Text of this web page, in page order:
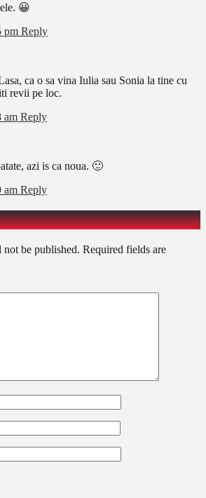
😀
pm Reply
ca o sa vina Iulia sau Sonia la tine cu
revii pe loc.
am Reply
azi is ca noua. 🙂
am Reply
be published. Required fields are